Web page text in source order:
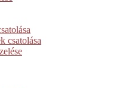
csatolása